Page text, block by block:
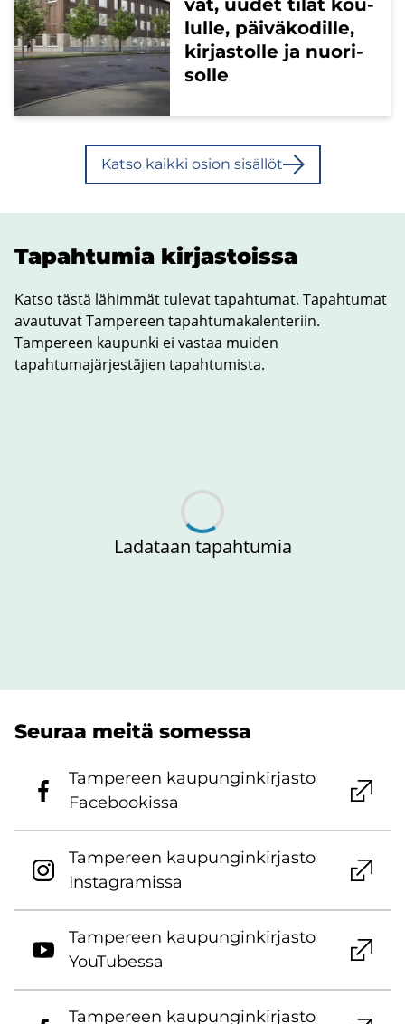
lul­le, päi­vä­ko­dil­le,
kir­jas­tol­le ja nuo­ri­
sol­le
Katso kaik­ki osion si­säl­löt
Ta­pah­tu­mia kir­jas­tois­sa
Katso tästä lähimmät tulevat tapahtumat. Tapahtumat
avautuvat Tampereen tapahtumakalenteriin.
Tampereen kaupunki ei vastaa muiden
tapahtumajärjestäjien tapahtumista.
Ladataan tapahtumia
Seu­raa meitä so­mes­sa
Tam­pe­reen kau­pun­gin­kir­jas­to
Face­boo­kis­sa
Tam­pe­reen kau­pun­gin­kir­jas­to
Ins­ta­gra­mis­sa
Tam­pe­reen kau­pun­gin­kir­jas­to
You­Tu­bes­sa
Tam­pe­reen kau­pun­gin­kir­jas­to